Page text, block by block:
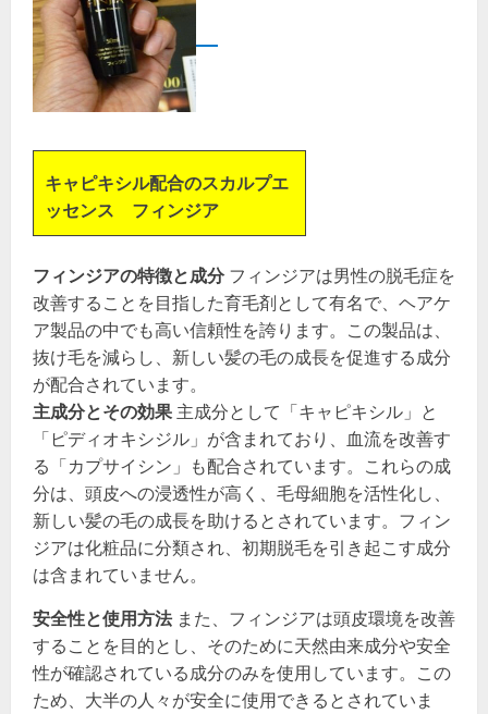
キャピキシル配合のスカルプエ
ッセンス フィンジア
フィンジアの特徴と成分フィンジアは男性の脱毛症を
改善することを目指した育毛剤として有名で、ヘアケ
ア製品の中でも高い信頼性を誇ります。この製品は、
抜け毛を減らし、新しい髪の毛の成長を促進する成分
が配合されています。
主成分とその効果 主成分として「キャピキシル」と
「ピディオキシジル」が含まれており、血流を改善す
る「カプサイシン」も配合されています。これらの成
分は、頭皮への浸透性が高く、毛母細胞を活性化し、
新しい髪の毛の成長を助けるとされています。フィン
ジアは化粧品に分類され、初期脱毛を引き起こす成分
は含まれていません。
安全性と使用方法また、フィンジアは頭皮環境を改善
することを目的とし、そのために天然由来成分や安全
性が確認されている成分のみを使用しています。この
ため、大半の人々が安全に使用できるとされていま